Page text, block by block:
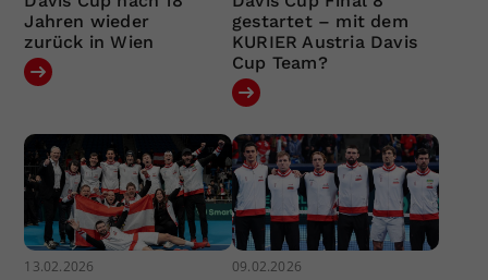
Jahren wieder
zurück in Wien
gestartet – mit dem
KURIER Austria Davis
Cup Team?
13.02.2026 09.02.2026